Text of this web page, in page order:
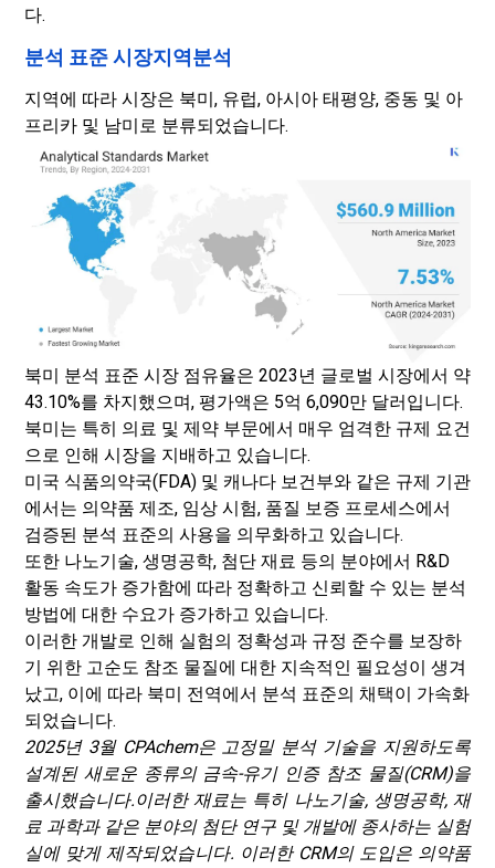
다.
분석 표준 시장지역분석
지역에 따라 시장은 북미, 유럽, 아시아 태평양, 중동 및 아
프리카 및 남미로 분류되었습니다.
북미 분석 표준 시장 점유율은 2023년 글로벌 시장에서 약
43.10%를 차지했으며, 평가액은 5억 6,090만 달러입니다.
북미는 특히 의료 및 제약 부문에서 매우 엄격한 규제 요건
으로 인해 시장을 지배하고 있습니다.
미국 식품의약국(FDA) 및 캐나다 보건부와 같은 규제 기관
에서는 의약품 제조, 임상 시험, 품질 보증 프로세스에서
검증된 분석 표준의 사용을 의무화하고 있습니다.
또한 나노기술, 생명공학, 첨단 재료 등의 분야에서 R&D
활동 속도가 증가함에 따라 정확하고 신뢰할 수 있는 분석
방법에 대한 수요가 증가하고 있습니다.
이러한 개발로 인해 실험의 정확성과 규정 준수를 보장하
기 위한 고순도 참조 물질에 대한 지속적인 필요성이 생겨
났고, 이에 따라 북미 전역에서 분석 표준의 채택이 가속화
되었습니다.
2025년 3월 CPAchem은 고정밀 분석 기술을 지원하도록
설계된 새로운 종류의 금속-유기 인증 참조 물질(CRM)을
출시했습니다.이러한 재료는 특히 나노기술, 생명공학, 재
료 과학과 같은 분야의 첨단 연구 및 개발에 종사하는 실험
실에 맞게 제작되었습니다. 이러한 CRM의 도입은 의약품